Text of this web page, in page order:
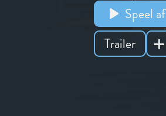
Speel af
Trailer